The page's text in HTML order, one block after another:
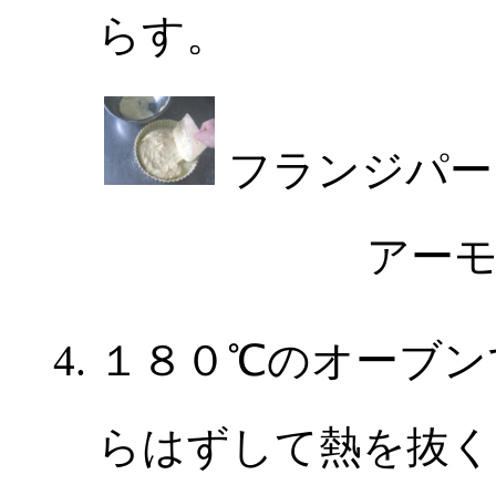
らす。
フランジパ
アー
１８０℃のオーブ
らはずして熱を抜